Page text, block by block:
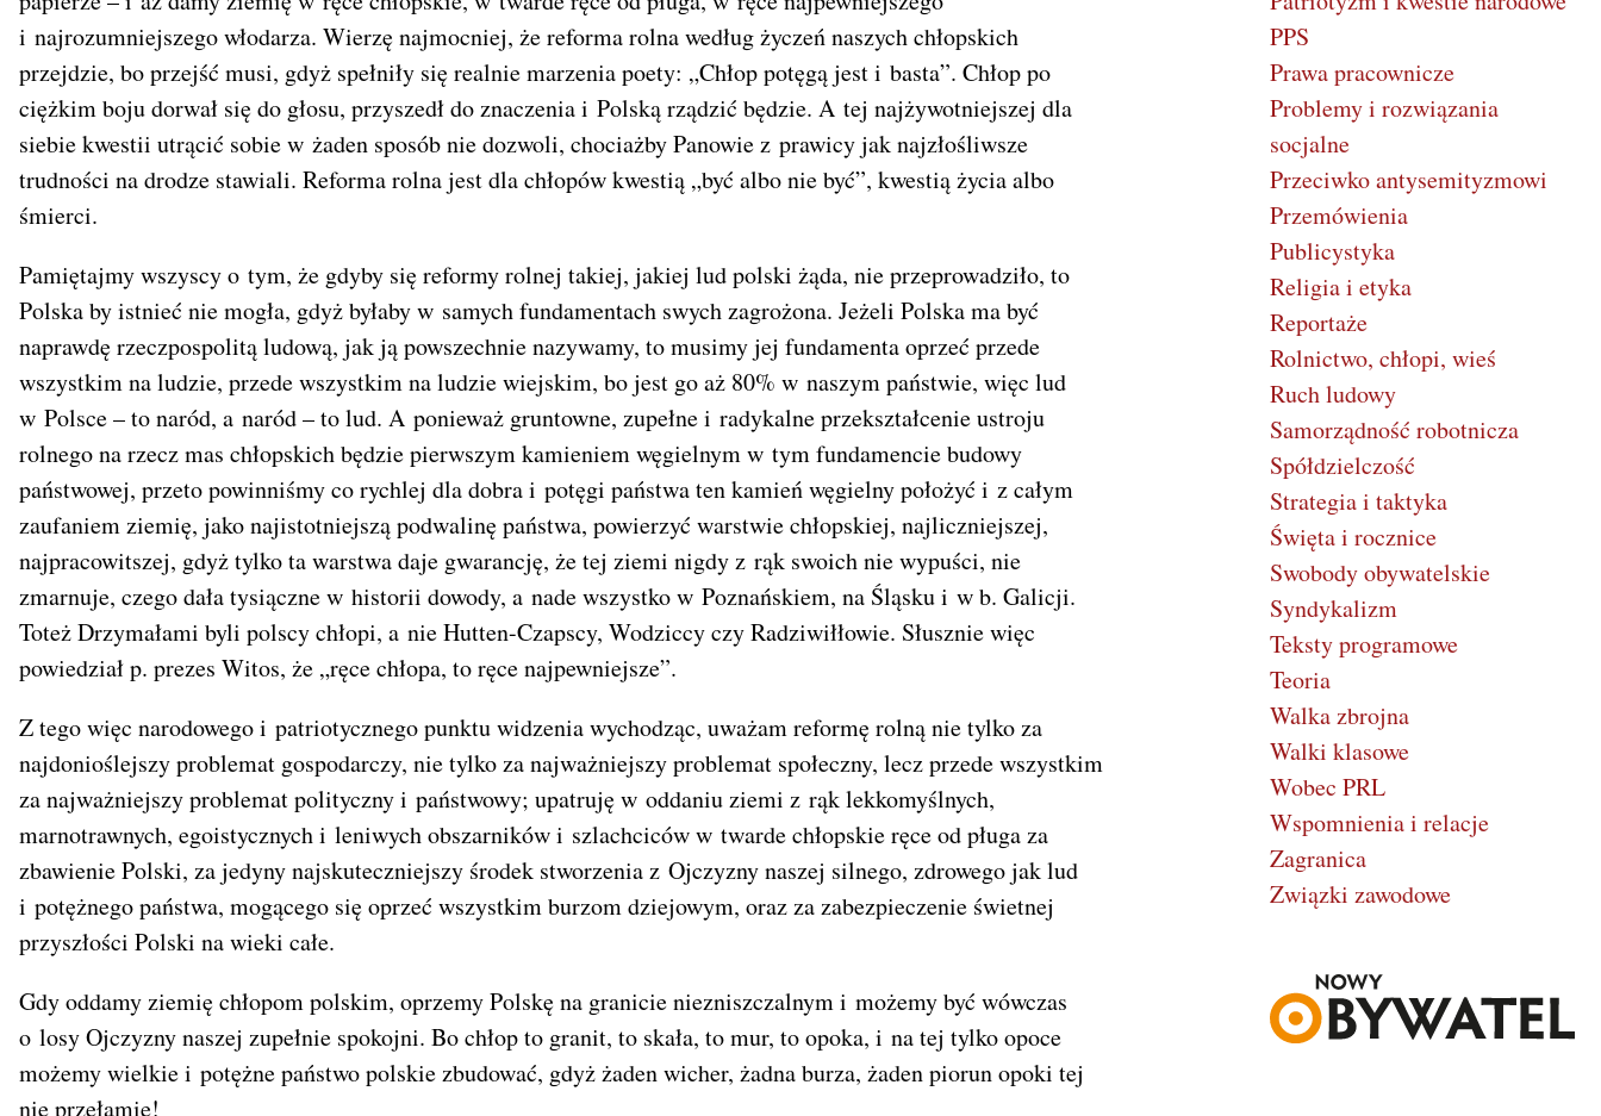
i najrozumniejszego włodarza. Wierzę najmocniej, że reforma rolna według życzeń naszych chłopskich
przejdzie, bo przejść musi, gdyż spełniły się realnie marzenia poety: „Chłop potęgą jest i basta”. Chłop po
ciężkim boju dorwał się do głosu, przyszedł do znaczenia i Polską rządzić będzie. A tej najżywotniejszej dla
siebie kwestii utrącić sobie w żaden sposób nie dozwoli, chociażby Panowie z prawicy jak najzłośliwsze
trudności na drodze stawiali. Reforma rolna jest dla chłopów kwestią „być albo nie być”, kwestią życia albo
śmierci.
Pamiętajmy wszyscy o tym, że gdyby się reformy rolnej takiej, jakiej lud polski żąda, nie przeprowadziło, to
Polska by istnieć nie mogła, gdyż byłaby w samych fundamentach swych zagrożona. Jeżeli Polska ma być
naprawdę rzeczpospolitą ludową, jak ją powszechnie nazywamy, to musimy jej fundamenta oprzeć przede
wszystkim na ludzie, przede wszystkim na ludzie wiejskim, bo jest go aż 80% w naszym państwie, więc lud
w Polsce – to naród, a naród – to lud. A ponieważ gruntowne, zupełne i radykalne przekształcenie ustroju
rolnego na rzecz mas chłopskich będzie pierwszym kamieniem węgielnym w tym fundamencie budowy
państwowej, przeto powinniśmy co rychlej dla dobra i potęgi państwa ten kamień węgielny położyć i z całym
zaufaniem ziemię, jako najistotniejszą podwalinę państwa, powierzyć warstwie chłopskiej, najliczniejszej,
najpracowitszej, gdyż tylko ta warstwa daje gwarancję, że tej ziemi nigdy z rąk swoich nie wypuści, nie
zmarnuje, czego dała tysiączne w historii dowody, a nade wszystko w Poznańskiem, na Śląsku i w b. Galicji.
Toteż Drzymałami byli polscy chłopi, a nie Hutten-Czapscy, Wodziccy czy Radziwiłłowie. Słusznie więc
powiedział p. prezes Witos, że „ręce chłopa, to ręce najpewniejsze”.
Z tego więc narodowego i patriotycznego punktu widzenia wychodząc, uważam reformę rolną nie tylko za
najdonioślejszy problemat gospodarczy, nie tylko za najważniejszy problemat społeczny, lecz przede wszystkim
za najważniejszy problemat polityczny i państwowy; upatruję w oddaniu ziemi z rąk lekkomyślnych,
marnotrawnych, egoistycznych i leniwych obszarników i szlachciców w twarde chłopskie ręce od pługa za
zbawienie Polski, za jedyny najskuteczniejszy środek stworzenia z Ojczyzny naszej silnego, zdrowego jak lud
i potężnego państwa, mogącego się oprzeć wszystkim burzom dziejowym, oraz za zabezpieczenie świetnej
przyszłości Polski na wieki całe.
Gdy oddamy ziemię chłopom polskim, oprzemy Polskę na granicie niezniszczalnym i możemy być wówczas
o losy Ojczyzny naszej zupełnie spokojni. Bo chłop to granit, to skała, to mur, to opoka, i na tej tylko opoce
możemy wielkie i potężne państwo polskie zbudować, gdyż żaden wicher, żadna burza, żaden piorun opoki tej
nie przełamie!
PPS
Prawa pracownicze
Problemy i rozwiązania
socjalne
Przeciwko antysemityzmowi
Przemówienia
Publicystyka
Religia i etyka
Reportaże
Rolnictwo, chłopi, wieś
Ruch ludowy
Samorządność robotnicza
Spółdzielczość
Strategia i taktyka
Święta i rocznice
Swobody obywatelskie
Syndykalizm
Teksty programowe
Teoria
Walka zbrojna
Walki klasowe
Wobec PRL
Wspomnienia i relacje
Zagranica
Związki zawodowe